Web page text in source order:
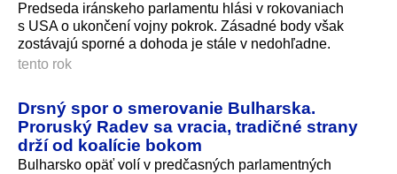
Predseda iránskeho parlamentu hlási v rokovaniach
s USA o ukončení vojny pokrok. Zásadné body však
zostávajú sporné a dohoda je stále v nedohľadne.
tento rok
Drsný spor o smerovanie Bulharska.
Proruský Radev sa vracia, tradičné strany
drží od koalície bokom
Bulharsko opäť volí v predčasných parlamentných